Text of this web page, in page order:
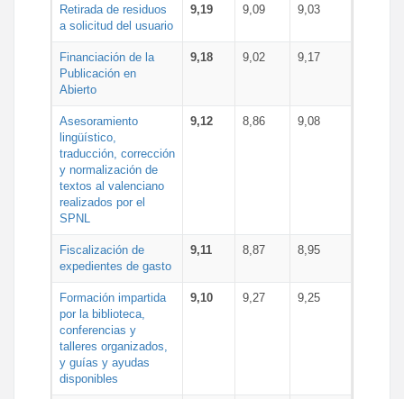
Retirada de residuos
a solicitud del usuario
9,19 9,09 9,03
Financiación de la
Publicación en
Abierto
9,18 9,02 9,17
Asesoramiento
lingüístico,
traducción, corrección
y normalización de
textos al valenciano
realizados por el
SPNL
9,12 8,86 9,08
Fiscalización de
expedientes de gasto
9,11 8,87 8,95
Formación impartida
por la biblioteca,
conferencias y
talleres organizados,
y guías y ayudas
disponibles
9,10 9,27 9,25